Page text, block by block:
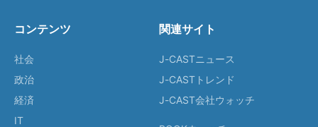
コンテンツ
社会
政治
経済
IT
関連サイト
J-CASTニュース
J-CASTトレンド
J-CAST会社ウォッチ